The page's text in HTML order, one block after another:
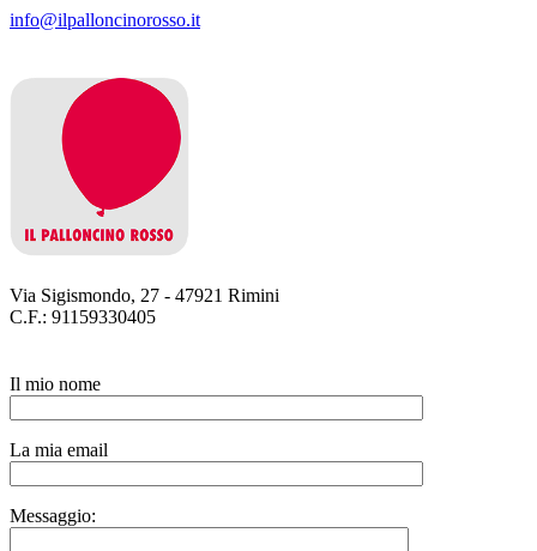
info@ilpalloncinorosso.it
Via Sigismondo, 27 - 47921 Rimini
C.F.: 91159330405
Il mio nome
La mia email
Messaggio: